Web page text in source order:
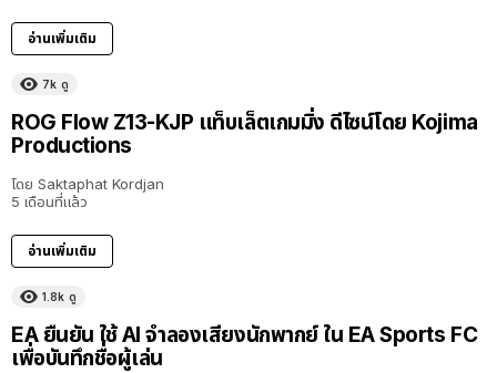
อ่านเพิ่มเติม
7k ดู
ROG Flow Z13-KJP แท็บเล็ตเกมมิ่ง ดีไซน์โดย Kojima
Productions
โดย Saktaphat Kordjan
5 เดือนที่แล้ว
อ่านเพิ่มเติม
1.8k ดู
EA ยืนยัน ใช้ AI จำลองเสียงนักพากย์ ใน EA Sports FC
เพื่อบันทึกชื่อผู้เล่น